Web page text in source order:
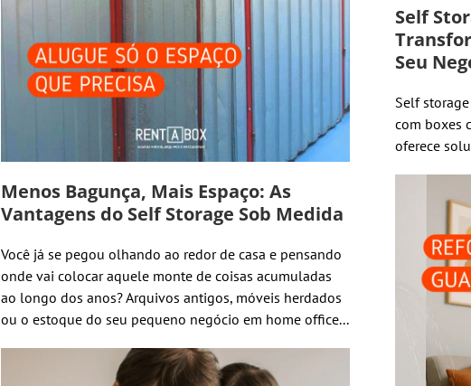
Menos Bagunça, Mais Espaço: As
Vantagens do Self Storage Sob Medida
Você já se pegou olhando ao redor de casa e pensando
onde vai colocar aquele monte de coisas acumuladas
ao longo dos anos? Arquivos antigos, móveis herdados
ou o estoque do seu pequeno negócio em home office...
Self
Seu
Self
com boxes
oferece